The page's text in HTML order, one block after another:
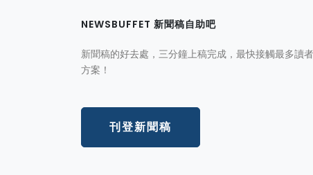
NEWSBUFFET 新聞稿自助吧
新聞稿的好去處，三分鐘上稿完成，最快接觸最多讀
方案！
刊登新聞稿